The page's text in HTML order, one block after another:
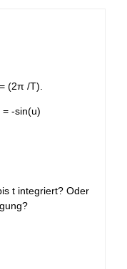
(2π /T).
-sin(u)
t integriert? Oder